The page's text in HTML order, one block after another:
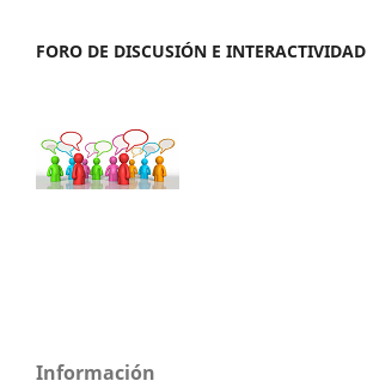
FORO DE DISCUSIÓN E INTERACTIVIDAD
Información